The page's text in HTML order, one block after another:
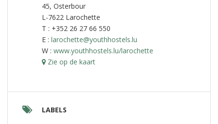
45, Osterbour
L-7622 Larochette
T : +352 26 27 66 550
E : larochette@youthhostels.lu
W : www.youthhostels.lu/larochette
Zie op de kaart
LABELS